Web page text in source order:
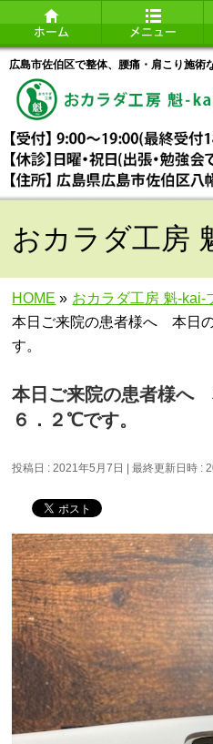
広島市佐伯区で整体、腰痛・肩こり施術
おカラダ工房
HOME » おカラダ工房 魁-kai-
本日ご来院の患者様へ 本日
す。
本日ご来院の患者様へ
６．２℃です。
投稿日 : 2021年5月7日 最終更新日時 :